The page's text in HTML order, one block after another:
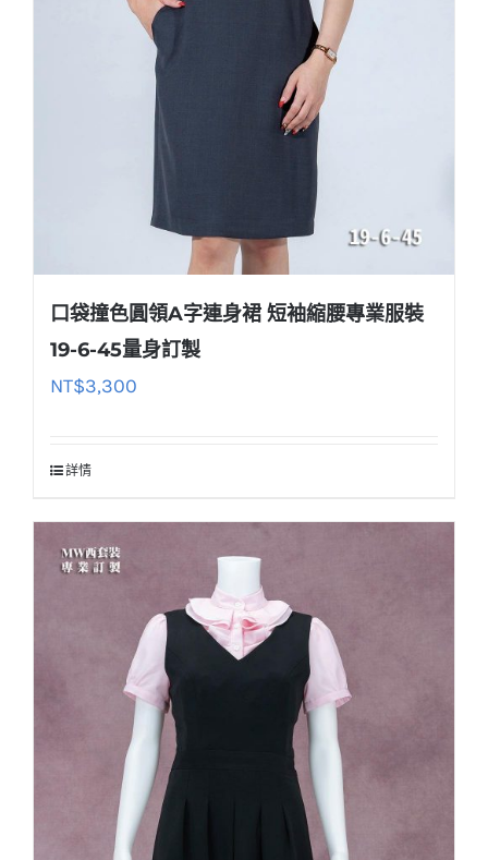
口袋撞色圓領A字連身裙 短袖縮腰專業服裝
19-6-45量身訂製
NT$3,300
詳情